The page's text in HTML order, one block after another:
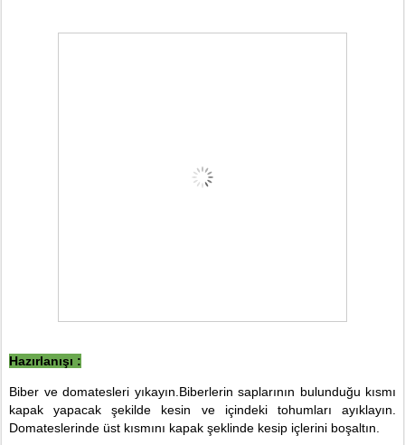
Hazırlanışı :
Biber ve domatesleri yıkayın.Biberlerin saplarının bulunduğu kısmı
kapak yapacakşekilde kesin ve içindeki tohumları ayıklayın.
Domateslerinde üst kısmını kapak şeklinde kesip içlerini boşaltın.